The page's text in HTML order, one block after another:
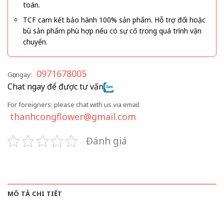
toán.
TCF cam kết bảo hành 100% sản phẩm. Hỗ trợ đổi hoặc
bù sản phẩm phù hợp nếu có sự cố trong quá trình vận
chuyển.
Gọi ngay: 0971678005
Chat ngay để được tư vấn
For foreigners: please chat with us via email:
thanhcongflower@gmail.com
Đánh giá
MÔ TẢ CHI TIẾT